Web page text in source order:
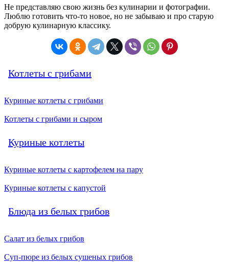
Не представляю свою жизнь без кулинарии и фотографии.
Люблю готовить что-то новое, но не забываю и про старую
добрую кулинарную классику.
Котлеты с грибами
Куриные котлеты с грибами
Котлеты с грибами и сыром
Куриные котлеты
Куриные котлеты с картофелем на пару
Куриные котлеты с капустой
Блюда из белых грибов
Салат из белых грибов
Суп-пюре из белых сушеных грибов